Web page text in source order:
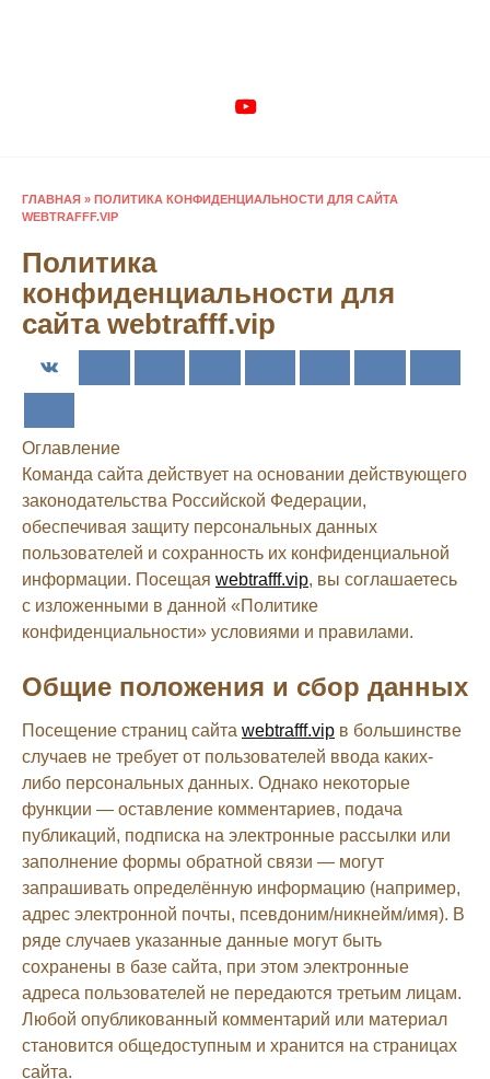
ГЛАВНАЯ » ПОЛИТИКА КОНФИДЕНЦИАЛЬНОСТИ ДЛЯ САЙТА
WEBTRAFFF.VIP
Политика
конфиденциальности для
сайта webtrafff.vip
Оглавление
Команда сайта действует на основании действующего
законодательства Российской Федерации,
обеспечивая защиту персональных данных
пользователей и сохранность их конфиденциальной
информации. Посещая webtrafff.vip, вы соглашаетесь
с изложенными в данной «Политике
конфиденциальности» условиями и правилами.
Общие положения и сбор данных
Посещение страниц сайта webtrafff.vip в большинстве
случаев не требует от пользователей ввода каких-
либо персональных данных. Однако некоторые
функции — оставление комментариев, подача
публикаций, подписка на электронные рассылки или
заполнение формы обратной связи — могут
запрашивать определённую информацию (например,
адрес электронной почты, псевдоним/никнейм/имя). В
ряде случаев указанные данные могут быть
сохранены в базе сайта, при этом электронные
адреса пользователей не передаются третьим лицам.
Любой опубликованный комментарий или материал
становится общедоступным и хранится на страницах
сайта.